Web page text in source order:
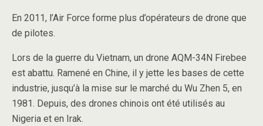
En 2011, l’Air Force forme plus d’opérateurs de drone que
de pilotes.
Lors de la guerre du Vietnam, un drone AQM-34N Firebee
est abattu. Ramené en Chine, il y jette les bases de cette
industrie, jusqu’à la mise sur le marché du Wu Zhen 5, en
1981. Depuis, des drones chinois ont été utilisés au
Nigeria et en Irak.